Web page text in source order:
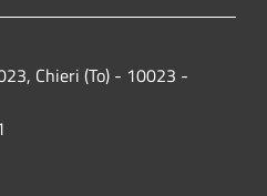
Chieri (To) - 10023 -